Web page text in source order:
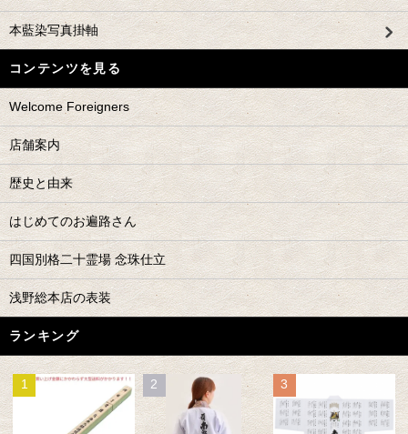
本藍染写真掛軸
コンテンツを見る
Welcome Foreigners
店舗案内
歴史と由来
はじめてのお遍路さん
四国別格二十霊場 念珠仕立
浅野総本店の表装
ランキング
1 2 3